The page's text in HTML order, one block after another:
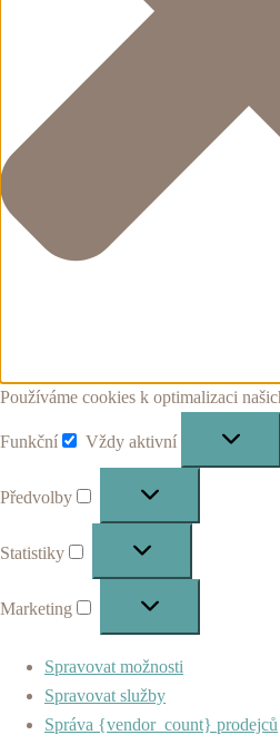
Používáme cookies k optimalizaci
Funkční
Funkční
Vždy aktivní
Předvolby
Statistiky
Marketing
Spravovat možnosti
Spravovat služby
Správa {vendor_count} prodejců